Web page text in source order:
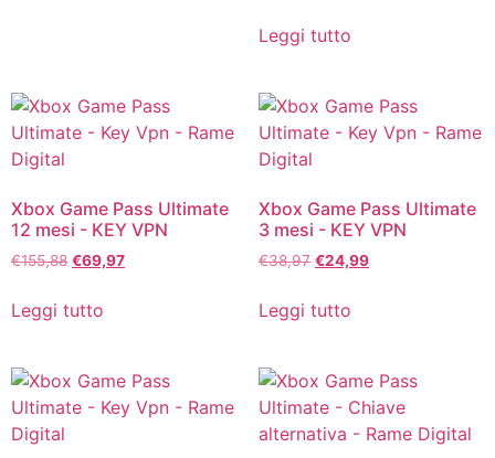
Leggi tutto
Xbox Game Pass Ultimate
12 mesi - KEY VPN
€155,88 €69,97
Leggi tutto
Xbox Game Pass Ultimate
3 mesi - KEY VPN
€38,97 €24,99
Leggi tutto